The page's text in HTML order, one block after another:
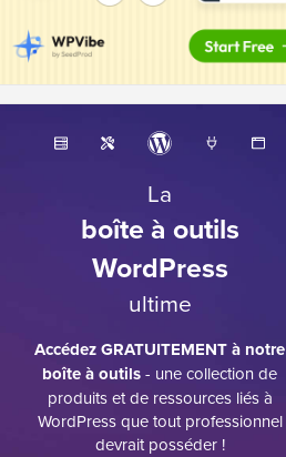
La
boîte à outils
WordPress
ultime
Accédez GRATUITEMENT à notre
boîte à outils- une collection de
produits et de ressources liés à
WordPress que tout professionnel
devrait posséder !